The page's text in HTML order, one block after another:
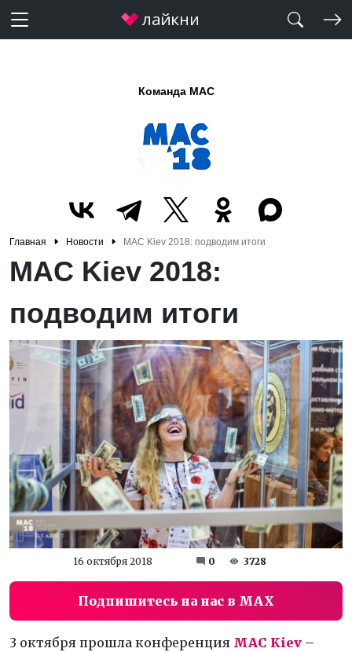
Команда MAC
Главная Новости MAC Kiev 2018: подводим итоги
MAC Kiev 2018:
подводим итоги
16 октября 2018 0 3728
Подпишитесь на нас в MAX
3 октября прошла конференция MAC Kiev –